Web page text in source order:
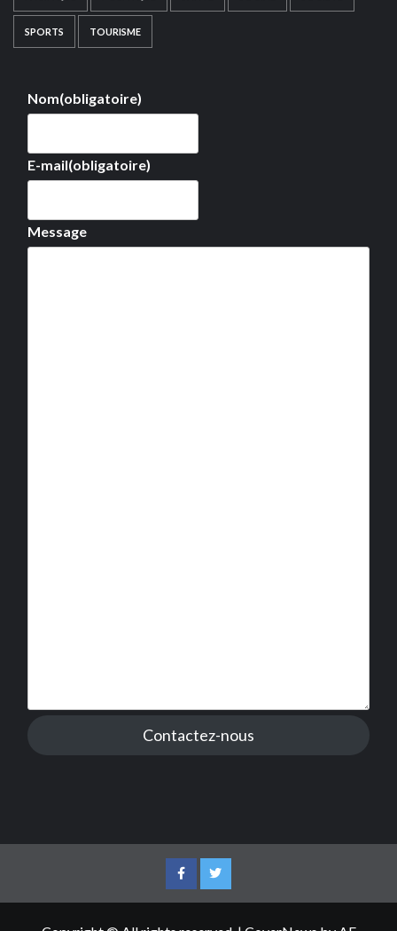
SPORTS TOURISME
Nom(obligatoire)
E-mail(obligatoire)
Message
Contactez-nous
FacebookTwitter